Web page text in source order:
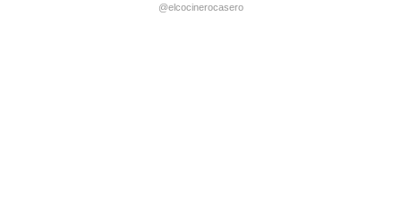
@elcocinerocasero